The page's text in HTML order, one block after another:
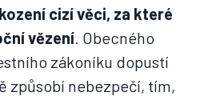
cizí věci, za které
vězení. Obecného
zákoníku dopustí
způsobí nebezpečí, tím,